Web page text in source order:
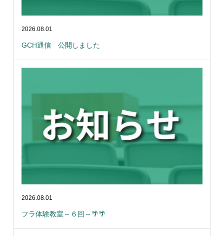
2026.08.01
GCH通信 公開しました
2026.08.01
フラ体験教室～６回～🌴🌴